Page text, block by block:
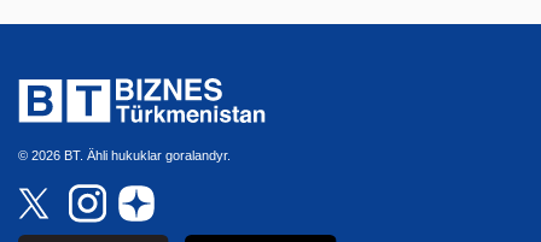
© 2026 BT. Ähli hukuklar goralandyr.